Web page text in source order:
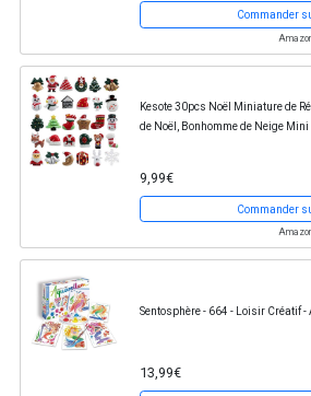
Commander
Kesote 30pcs Noël Miniature de
de Noël, Bonhomme de Neige
9,99€
Commander
Sentosphère - 664 - Loisir Créatif
13,99€